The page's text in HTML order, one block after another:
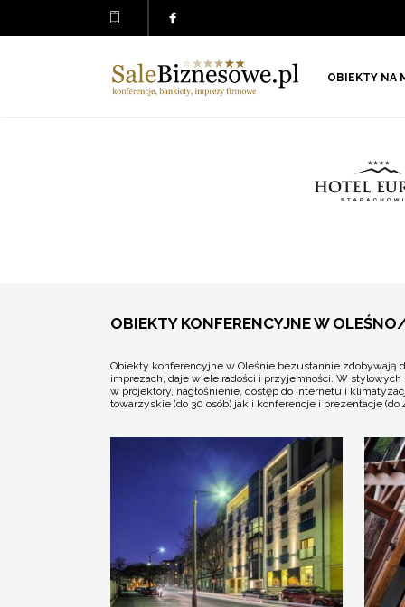
OBIEKTY NA
OBIEKTY KONFERENCYJNE W
Obiekty konferencyjne w Oleśnie bezustannie
imprezach, daje wiele radości i przyjemności. W
w projektory, nagłośnienie, dostęp do internetu i
towarzyskie (do 30 osób) jak i konferencje i prezentacje (do